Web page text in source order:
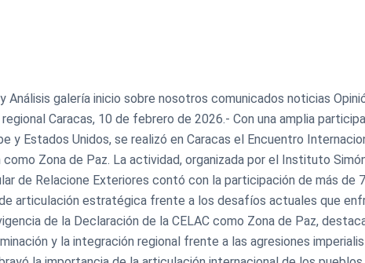
galería inicio sobre nosotros comunicados noticias
Caracas, 10 de febrero de 2026.- Con una amplia
y Estados Unidos, se realizó en Caracas el Encuentro
como Zona de Paz. La actividad, organizada por el Instituto
de Relacione Exteriores contó con la participación de más de
articulación estratégica frente a los desafíos actuales que
de la Declaración de la CELAC como Zona de Paz,
y la integración regional frente a las agresiones